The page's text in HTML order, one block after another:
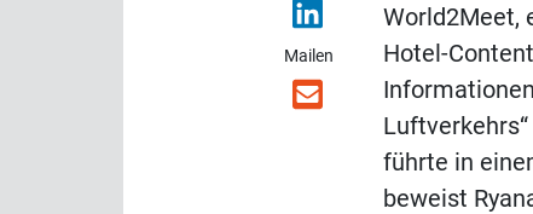
Mailen
World2Meet,
Hotel-
führte in
beweist